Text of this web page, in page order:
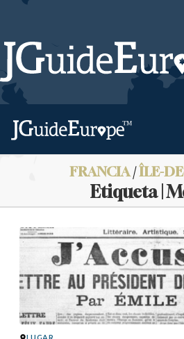
FRANCIA/ÎLE-
Etiqueta |